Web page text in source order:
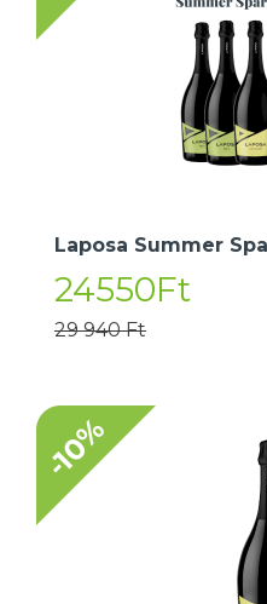
Laposa Summer
24550Ft
29 940 Ft
-10%